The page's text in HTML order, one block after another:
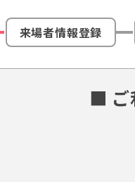
来場者情報登録
■ ご